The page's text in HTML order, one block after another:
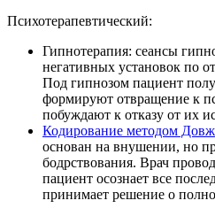
Психотерапевтический:
Гипнотерапия: сеансы
негативных установок по
Под гипнозом пациент
формируют отвращение к
побуждают к отказу от их
Кодирование методом
основан на внушении, но
бодрствования. Врач
пациент осознает все
принимает решение о